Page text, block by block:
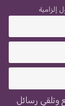
إلزامية
وتلقي رسائل